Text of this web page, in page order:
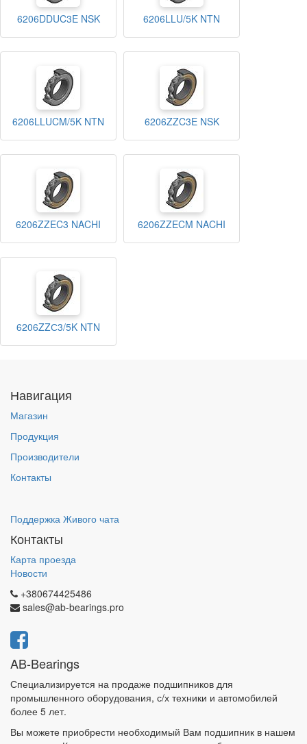
6206DDUC3E NSK 6206LLU/5K NTN
6206LLUCM/5K NTN 6206ZZC3E NSK
6206ZZEC3 NACHI 6206ZZECM NACHI
6206ZZС3/5K NTN
Навигация
Магазин
Продукция
Производители
Контакты
Поддержка Живого чата
Контакты
Карта проезда
Новости
+380674425486
sales@ab-bearings.pro
AB-Bearings
Специализируется на продаже подшипников для
промышленного оборудования, с/х техники и автомобилей
более 5 лет.
Вы можете приобрести необходимый Вам подшипник в нашем